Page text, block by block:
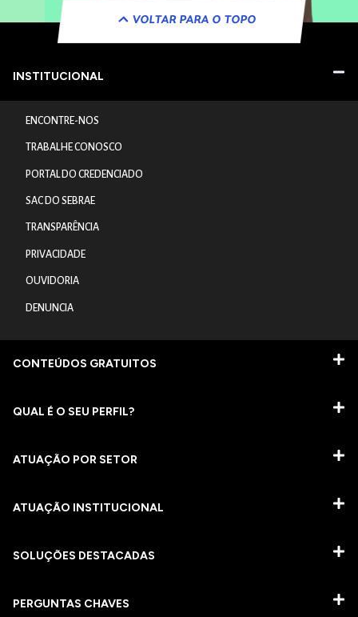
VOLTAR PARA O TOPO
INSTITUCIONAL
ENCONTRE-NOS
TRABALHE CONOSCO
PORTAL DO CREDENCIADO
SAC DO SEBRAE
TRANSPARÊNCIA
PRIVACIDADE
OUVIDORIA
DENUNCIA
CONTEÚDOS GRATUITOS
QUAL É O SEU PERFIL?
ATUAÇÃO POR SETOR
ATUAÇÃO INSTITUCIONAL
SOLUÇÕES DESTACADAS
PERGUNTAS CHAVES​